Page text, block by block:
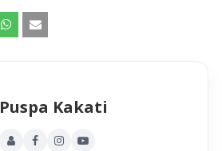
Puspa Kakati